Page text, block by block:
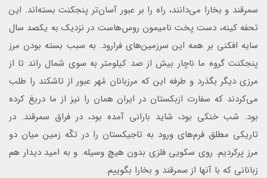
سمرقند و بخارا می‌دانند، راه را بر عبور آسان‌تر پنجکنت بسته‌اند. این
تحفه کینه، دست پخت نامیمون روس‌هاست در نزدیک به یکصد سال
سایه افکنی بر همه این سرزمین‌های فرارود. به سبب بسته بودن مرز
پنجکنت گروه ما ناچار بیش از صد کیلومتر به سوی شمال راند تا از
مرزی دیگر بگذرد و طرفه این که مرزبانان مُهر عبور از تاشکند را طلب
می‌کردند که سفارت ازبکستان در ایران همان را نیز از ما دریغ کرده
بود. شب خنکی بود، شاید بارانی آمده بود، در فراق سمرقند. در
تاریکی مطلق فرم‌های ورود به تاجیکستان را در تکّه زمین میان دو
مرز پرکردیم. روی سکویی فلزی بدون هیچ وسیله. و به امید دیدار هم
زبانانی که با آن‎ها از سمرقند و بخارا بگوییم.